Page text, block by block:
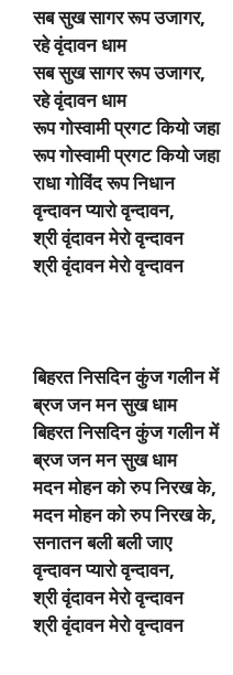
सब सुख सागर रूप उजागर,
रहे वृंदावन धाम
सब सुख सागर रूप उजागर,
रहे वृंदावन धाम
रूप गोस्वामी प्रगट कियो जहा
रूप गोस्वामी प्रगट कियो जहा
राधा गोविंद रूप निधान
वृन्दावन प्यारो वृन्दावन,
श्री वृंदावन मेरो वृन्दावन
श्री वृंदावन मेरो वृन्दावन
बिहरत निसदिन कुंज गलीन में
ब्रज जन मन सुख धाम
बिहरत निसदिन कुंज गलीन में
ब्रज जन मन सुख धाम
मदन मोहन को रुप निरख के,
मदन मोहन को रुप निरख के,
सनातन बली बली जाए
वृन्दावन प्यारो वृन्दावन,
श्री वृंदावन मेरो वृन्दावन
श्री वृंदावन मेरो वृन्दावन